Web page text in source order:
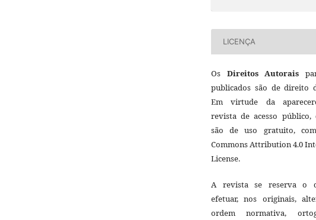
LICENÇA
Os Direitos Autorais
publicados são de direito
Em virtude da
revista de acesso público,
são de uso gratuito,
Commons Attribution 4.0
License.
A revista se reserva o
efetuar, nos originais,
ordem normativa,